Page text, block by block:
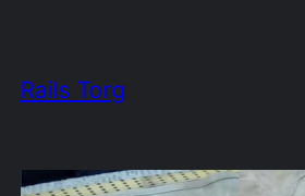
Rails Torg